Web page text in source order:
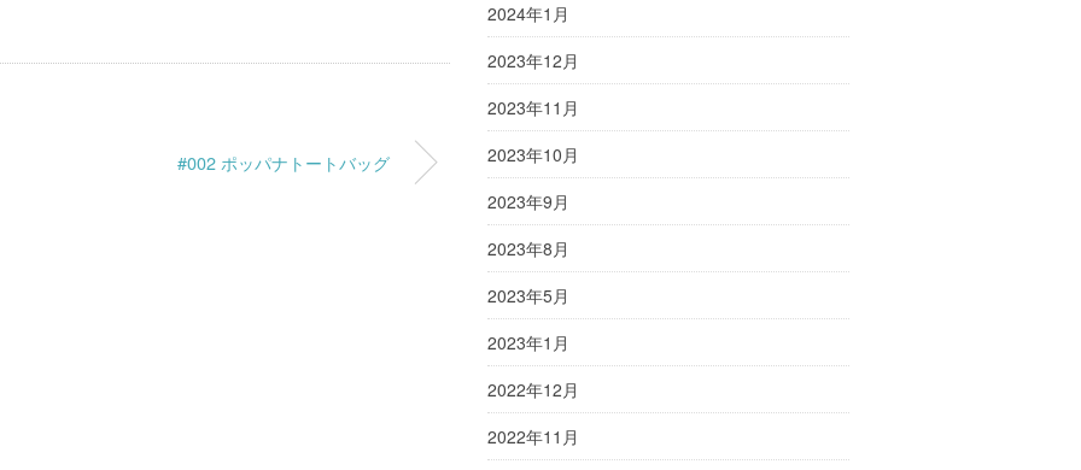
#002 ポッパナトートバッグ
2024年1月
2023年12月
2023年11月
2023年10月
2023年9月
2023年8月
2023年5月
2023年1月
2022年12月
2022年11月